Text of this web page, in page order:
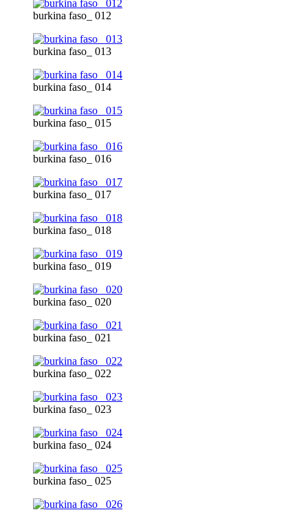
burkina faso_ 012
burkina faso_ 013
burkina faso_ 014
burkina faso_ 015
burkina faso_ 016
burkina faso_ 017
burkina faso_ 018
burkina faso_ 019
burkina faso_ 020
burkina faso_ 021
burkina faso_ 022
burkina faso_ 023
burkina faso_ 024
burkina faso_ 025